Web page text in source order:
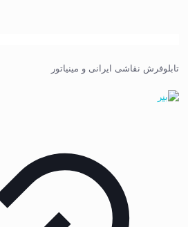
تابلوفرش نقاشی ایرانی و مینیاتور